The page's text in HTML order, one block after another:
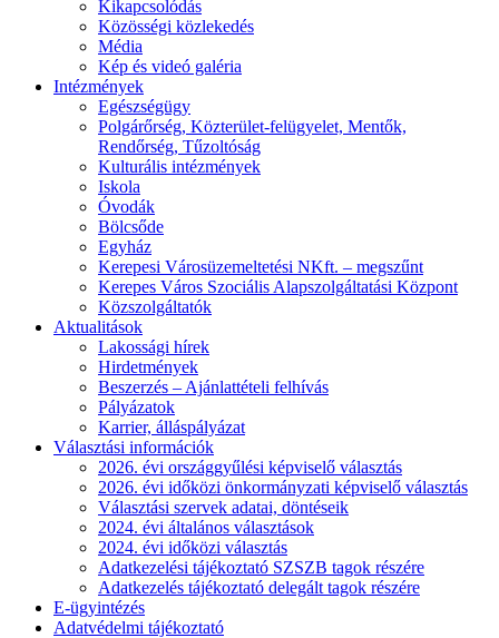
Kikapcsolódás
Közösségi közlekedés
Média
Kép és videó galéria
Intézmények
Egészségügy
Polgárőrség, Közterület-felügyelet, Mentők,
Rendőrség, Tűzoltóság
Kulturális intézmények
Iskola
Óvodák
Bölcsőde
Egyház
Kerepesi Városüzemeltetési NKft. – megszűnt
Kerepes Város Szociális Alapszolgáltatási Központ
Közszolgáltatók
Aktualitások
Lakossági hírek
Hirdetmények
Beszerzés – Ajánlattételi felhívás
Pályázatok
Karrier, álláspályázat
Választási információk
2026. évi országgyűlési képviselő választás
2026. évi időközi önkormányzati képviselő választás
Választási szervek adatai, döntéseik
2024. évi általános választások
2024. évi időközi választás
Adatkezelési tájékoztató SZSZB tagok részére
Adatkezelés tájékoztató delegált tagok részére
E-ügyintézés
Adatvédelmi tájékoztató